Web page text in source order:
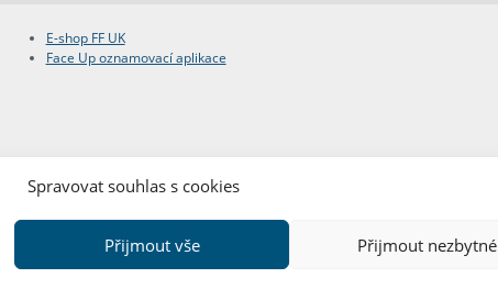
Spravovat souhlas s cookies
Přijmout vše Přijmout nezbytné
E-shop FF UK
Face Up oznamovací aplikace